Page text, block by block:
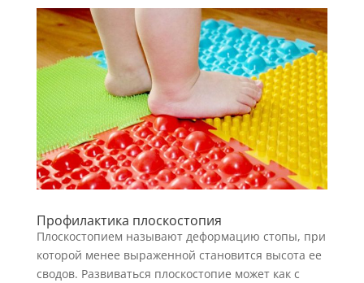
Профилактика плоскостопия
Плоскостопием называют деформацию стопы, при
которой менее выраженной становится высота ее
сводов. Развиваться плоскостопие может как с